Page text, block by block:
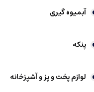
آبمیوه گیری
پنکه
لوازم پخت و پز و آشپزخانه